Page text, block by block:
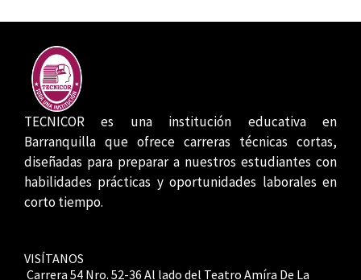
TECNICOR es una institución educativa en
Barranquilla que ofrece carreras técnicas cortas,
diseñadas para preparar a nuestros estudiantes con
habilidades prácticas y oportunidades laborales en
corto tiempo.
VISÍTANOS
Carrera 54 Nro. 52-36 Al lado del Teatro Amíra De La